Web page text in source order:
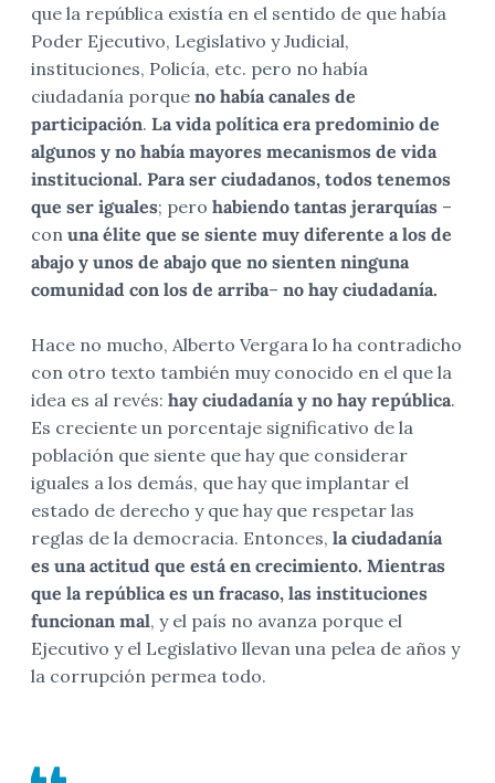
que la república existía en el sentido de que había
Poder Ejecutivo, Legislativo y Judicial,
instituciones, Policía, etc. pero no había
ciudadanía porque no había canales de
participación. La vida política era predominio de
algunos y no había mayores mecanismos de vida
institucional. Para ser ciudadanos, todos tenemos
que ser iguales; pero habiendo tantas jerarquías –
con una élite que se siente muy diferente a los de
abajo y unos de abajo que no sienten ninguna
comunidad con los de arriba– no hay ciudadanía.
Hace no mucho, Alberto Vergara lo ha contradicho
con otro texto también muy conocido en el que la
idea es al revés: hay ciudadanía y no hay república.
Es creciente un porcentaje significativo de la
población que siente que hay que considerar
iguales a los demás, que hay que implantar el
estado de derecho y que hay que respetar las
reglas de la democracia. Entonces, la ciudadanía
es una actitud que está en crecimiento. Mientras
que la república es un fracaso, las instituciones
funcionan mal, y el país no avanza porque el
Ejecutivo y el Legislativo llevan una pelea de años y
la corrupción permea todo.